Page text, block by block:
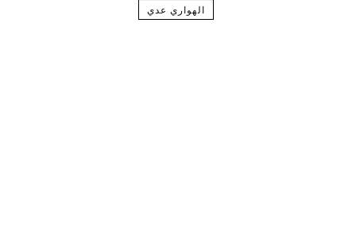
الهواري عدي